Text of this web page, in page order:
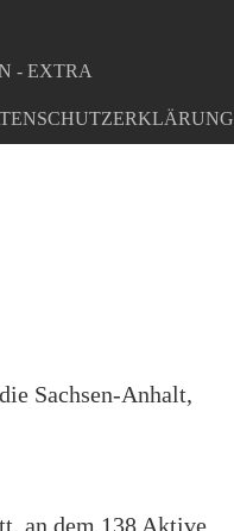
- EXTRA
Sachsen-Anhalt,
an dem 138 Aktive